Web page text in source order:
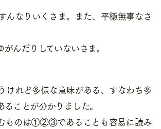
なりいくさま。また、平穏無事なさ
んだりしていないさま。
けれど多様な意味がある、すなわち多
ことが分かりました。
ものは①②③であることも容易に読み